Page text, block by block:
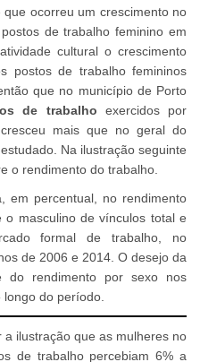
ocorreu um crescimento no
de trabalho feminino em
cultural o crescimento
postos de trabalho femininos
que no município de Porto
de trabalho exercidos por
mais que no geral do
Na ilustração seguinte
o rendimento do trabalho.
em percentual, no rendimento
masculino de vínculos total e
formal de trabalho, no
de 2006 e 2014. O desejo da
do rendimento por sexo nos
do período.
ilustração que as mulheres no
de trabalho percebiam 6% a